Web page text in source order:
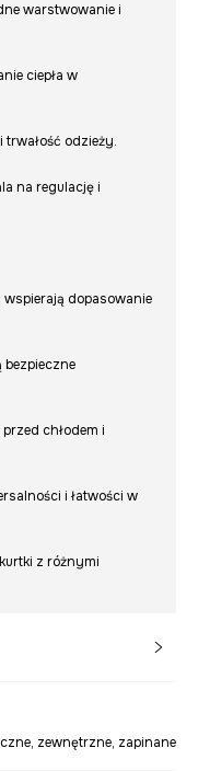
warstwowanie i
ciepła w
odzieży.
na regulację i
wspierają dopasowanie
bezpieczne
chłodem i
i łatwości w
z różnymi
zewnętrzne, zapinane